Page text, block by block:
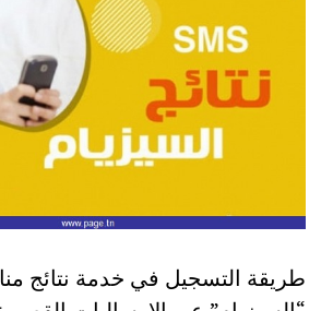
طريقة التسجيل في خدمة نتائج